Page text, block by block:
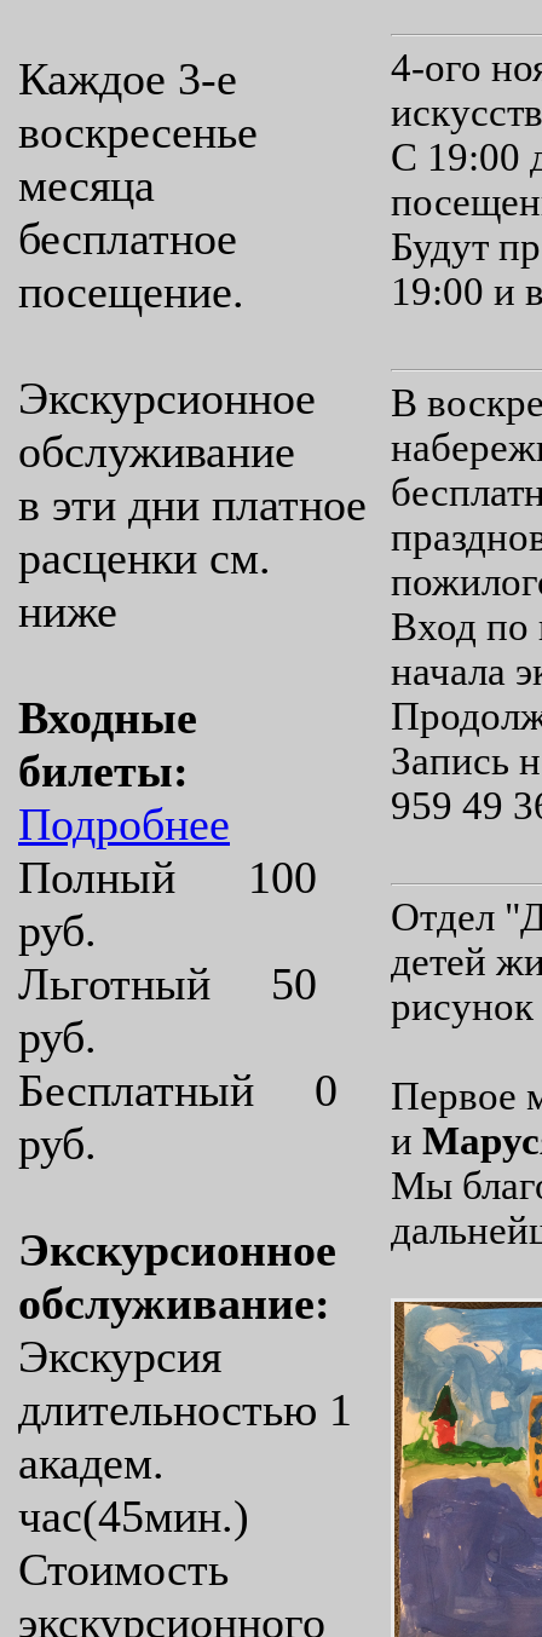
Каждое 3-е
воскресенье
месяца
бесплатное
посещение.
Экскурсионное
обслуживание
в эти дни платное
расценки см.
ниже
Входные
билеты:
Подробнее
Полный 100
руб.
Льготный 50
руб.
Бесплатный 0
руб.
Экскурсионное
обслуживание:
Экскурсия
длительностью 1
академ.
час(45мин.)
Стоимость
экскурсионного
4-ого
С 19:00
Будут
19:00 и
В
Вход по
начала
Запись
959 49
Отдел
детей
Первое
и
Мы